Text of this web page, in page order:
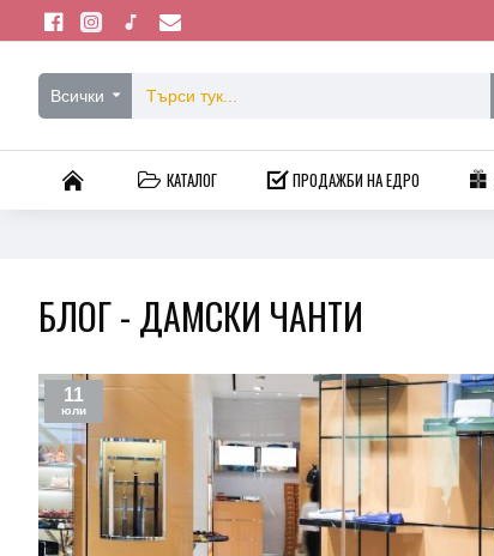
Всички
КАТАЛОГ ПРОДАЖБИ НА ЕДРО
БЛОГ - ДАМСКИ ЧАНТИ
11
юли